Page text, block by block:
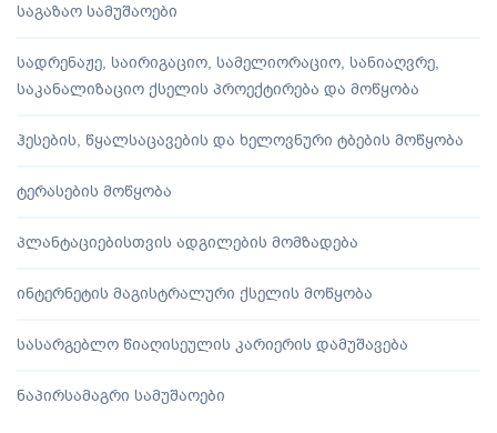
საგაზაო სამუშაოები
სადრენაჟე, საირიგაციო, სამელიორაციო, სანიაღვრე,
საკანალიზაციო ქსელის პროექტირება და მოწყობა
ჰესების, წყალსაცავების და ხელოვნური ტბების მოწყობა
ტერასების მოწყობა
პლანტაციებისთვის ადგილების მომზადება
ინტერნეტის მაგისტრალური ქსელის მოწყობა
სასარგებლო წიაღისეულის კარიერის დამუშავება
ნაპირსამაგრი სამუშაოები